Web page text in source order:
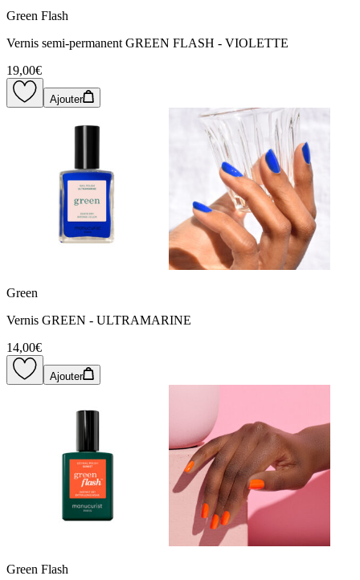
Green Flash
Vernis semi-permanent GREEN FLASH - VIOLETTE
19,00€
Ajouter
Green
Vernis GREEN - ULTRAMARINE
14,00€
Ajouter
Green Flash